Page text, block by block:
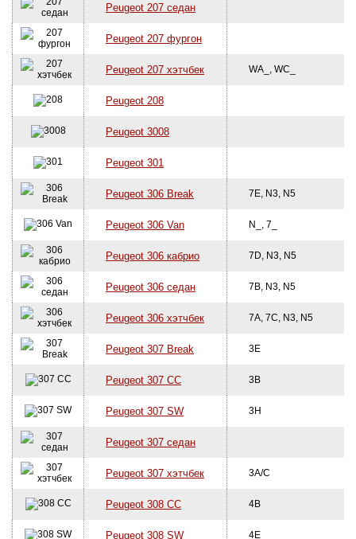
Peugeot 207 седан
Peugeot 207 фургон
Peugeot 207 хэтчбек WA_, WC_
Peugeot 208
Peugeot 3008
Peugeot 301
Peugeot 306 Break 7E, N3, N5
Peugeot 306 Van N_, 7_
Peugeot 306 кабрио 7D, N3, N5
Peugeot 306 седан 7B, N3, N5
Peugeot 306 хэтчбек 7A, 7C, N3, N5
Peugeot 307 Break 3E
Peugeot 307 CC 3B
Peugeot 307 SW 3H
Peugeot 307 седан
Peugeot 307 хэтчбек 3A/C
Peugeot 308 CC 4B
Peugeot 308 SW 4E